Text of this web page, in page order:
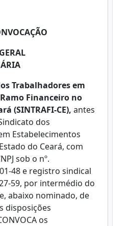
Trabalhadores em
Financeiro no
(SINTRAFI-CE), antes
dos
Estabelecimentos
do Ceará, com
sob o nº.
48 e registro sindical
59, por intermédio do
abaixo nominado, de
disposições
os